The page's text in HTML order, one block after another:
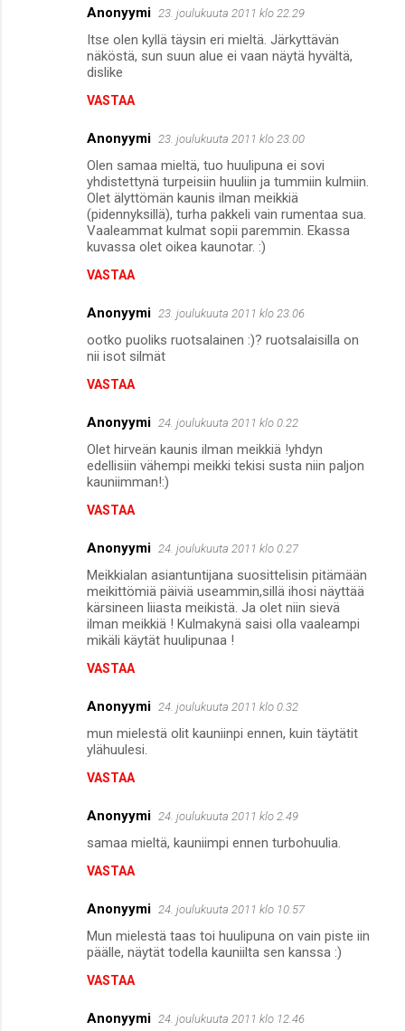
Anonyymi 23. joulukuuta 2011 klo 22.29
Itse olen kyllä täysin eri mieltä. Järkyttävän
näköstä, sun suun alue ei vaan näytä hyvältä,
dislike
VASTAA
Anonyymi 23. joulukuuta 2011 klo 23.00
Olen samaa mieltä, tuo huulipuna ei sovi
yhdistettynä turpeisiin huuliin ja tummiin kulmiin.
Olet älyttömän kaunis ilman meikkiä
(pidennyksillä), turha pakkeli vain rumentaa sua.
Vaaleammat kulmat sopii paremmin. Ekassa
kuvassa olet oikea kaunotar. :)
VASTAA
Anonyymi 23. joulukuuta 2011 klo 23.06
ootko puoliks ruotsalainen :)? ruotsalaisilla on
nii isot silmät
VASTAA
Anonyymi 24. joulukuuta 2011 klo 0.22
Olet hirveän kaunis ilman meikkiä !yhdyn
edellisiin vähempi meikki tekisi susta niin paljon
kauniimman!:)
VASTAA
Anonyymi 24. joulukuuta 2011 klo 0.27
Meikkialan asiantuntijana suosittelisin pitämään
meikittömiä päiviä useammin,sillä ihosi näyttää
kärsineen liiasta meikistä. Ja olet niin sievä
ilman meikkiä ! Kulmakynä saisi olla vaaleampi
mikäli käytät huulipunaa !
VASTAA
Anonyymi 24. joulukuuta 2011 klo 0.32
mun mielestä olit kauniinpi ennen, kuin täytätit
ylähuulesi.
VASTAA
Anonyymi 24. joulukuuta 2011 klo 2.49
samaa mieltä, kauniimpi ennen turbohuulia.
VASTAA
Anonyymi 24. joulukuuta 2011 klo 10.57
Mun mielestä taas toi huulipuna on vain piste iin
päälle, näytät todella kauniilta sen kanssa :)
VASTAA
Anonyymi 24. joulukuuta 2011 klo 12.46